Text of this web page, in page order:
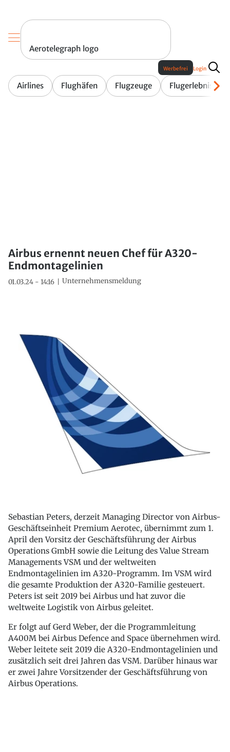
Aerotelegraph logo
Airlines Flughäfen Flugzeuge Flugerlebnis
Werbefrei Login
Airbus ernennt neuen Chef für A320-
Endmontagelinien
01.03.24 - 14:16 Unternehmensmeldung
Sebastian Peters, derzeit Managing Director von Airbus-
Geschäftseinheit Premium Aerotec, übernimmt zum 1.
April den Vorsitz der Geschäftsführung der Airbus
Operations GmbH sowie die Leitung des Value Stream
Managements VSM und der weltweiten
Endmontagelinien im A320-Programm. Im VSM wird
die gesamte Produktion der A320-Familie gesteuert.
Peters ist seit 2019 bei Airbus und hat zuvor die
weltweite Logistik von Airbus geleitet.
Er folgt auf Gerd Weber, der die Programmleitung
A400M bei Airbus Defence and Space übernehmen wird.
Weber leitete seit 2019 die A320-Endmontagelinien und
zusätzlich seit drei Jahren das VSM. Darüber hinaus war
er zwei Jahre Vorsitzender der Geschäftsführung von
Airbus Operations.